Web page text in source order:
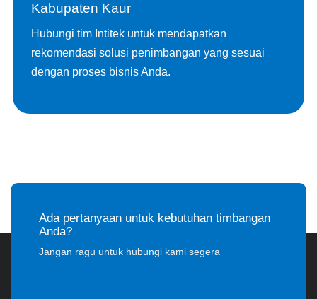
Kabupaten Kaur
Hubungi tim Intitek untuk mendapatkan
rekomendasi solusi penimbangan yang sesuai
dengan proses bisnis Anda.
Ada pertanyaan untuk kebutuhan timbangan
Anda?
Jangan ragu untuk hubungi kami segera